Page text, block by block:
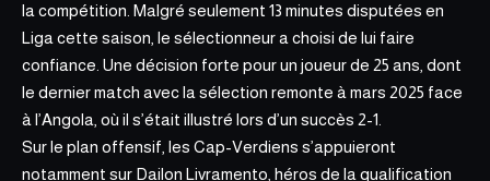
la compétition. Malgré seulement 13 minutes disputées en
Liga cette saison, le sélectionneur a choisi de lui faire
confiance. Une décision forte pour un joueur de 25 ans, dont
le dernier match avec la sélection remonte à mars 2025 face
à l’Angola, où il s’était illustré lors d’un succès 2-1.
Sur le plan offensif, les Cap-Verdiens s’appuieront
notamment sur Dailon Livramento, héros de la qualification